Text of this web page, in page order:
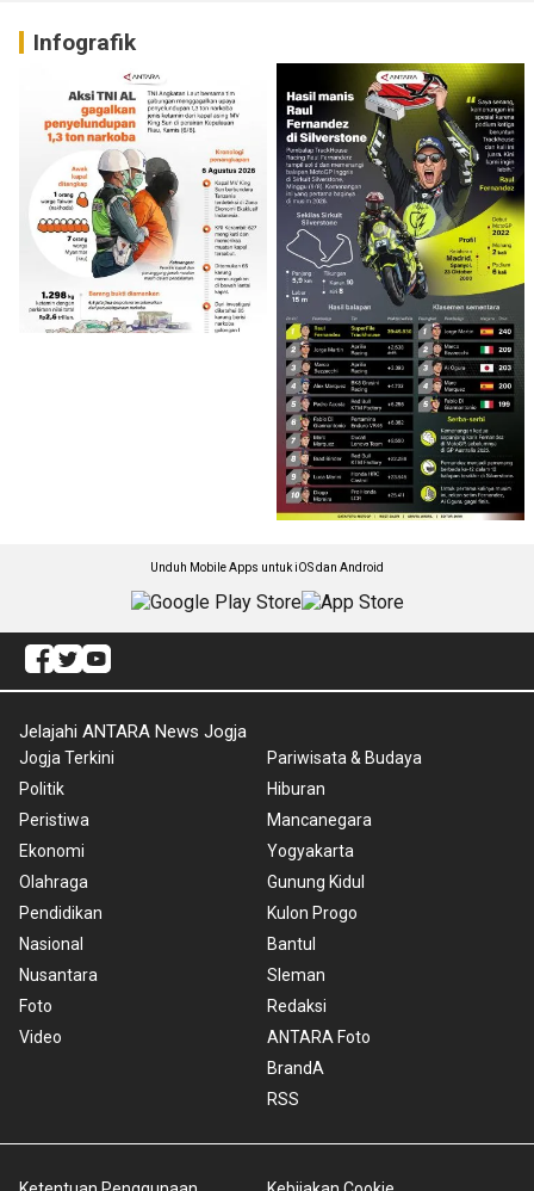
Infografik
Unduh Mobile Apps untuk iOS dan Android
Jelajahi ANTARA News Jogja
Jogja Terkini
Politik
Peristiwa
Ekonomi
Olahraga
Pendidikan
Nasional
Nusantara
Foto
Video
Pariwisata & Budaya
Hiburan
Mancanegara
Yogyakarta
Gunung Kidul
Kulon Progo
Bantul
Sleman
Redaksi
ANTARA Foto
BrandA
RSS